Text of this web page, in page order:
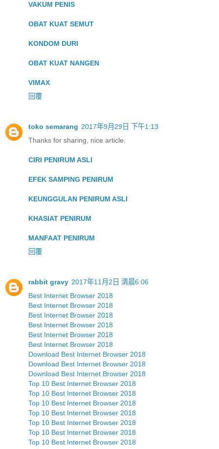
VAKUM PENIS
OBAT KUAT SEMUT
KONDOM DURI
OBAT KUAT NANGEN
VIMAX
回覆
toko semarang 2017年9月29日 下午1:13
Thanks for sharing, nice article.
CIRI PENIRUM ASLI
EFEK SAMPING PENIRUM
KEUNGGULAN PENIRUM ASLI
KHASIAT PENIRUM
MANFAAT PENIRUM
回覆
rabbit gravy 2017年11月2日 清晨6:06
Best Internet Browser 2018
Best Internet Browser 2018
Best Internet Browser 2018
Best Internet Browser 2018
Best Internet Browser 2018
Best Internet Browser 2018
Download Best Internet Browser 2018
Download Best Internet Browser 2018
Download Best Internet Browser 2018
Top 10 Best Internet Browser 2018
Top 10 Best Internet Browser 2018
Top 10 Best Internet Browser 2018
Top 10 Best Internet Browser 2018
Top 10 Best Internet Browser 2018
Top 10 Best Internet Browser 2018
Top 10 Best Internet Browser 2018